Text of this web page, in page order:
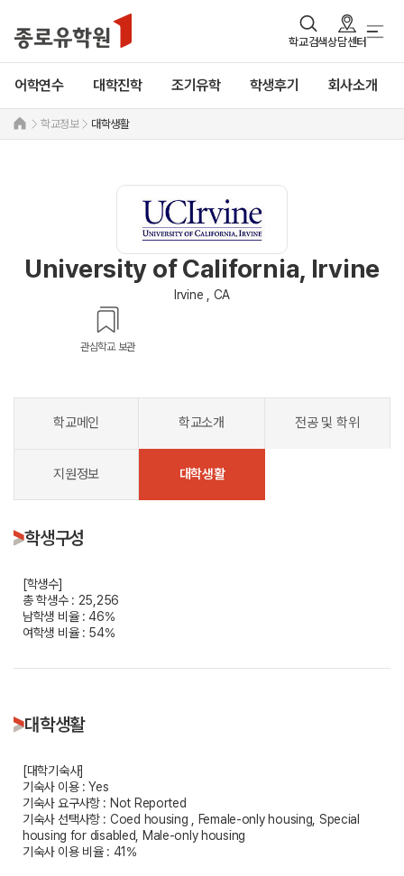
학교검색상담센터
어학연수 대학진학 조기유학 학생후기 회사소개
학교정보 대학생활
University of California, Irvine
Irvine , CA
관심학교 보관
학교메인 학교소개 전공 및 학위
지원정보 대학생활
학생구성
[학생수]
총 학생수 : 25,256
남학생 비율 : 46%
여학생 비율 : 54%
대학생활
[대학기숙사]
기숙사 이용 : Yes
기숙사 요구사항 : Not Reported
기숙사 선택사항 : Coed housing , Female-only housing, Special
housing for disabled, Male-only housing
기숙사 이용 비율 : 41%